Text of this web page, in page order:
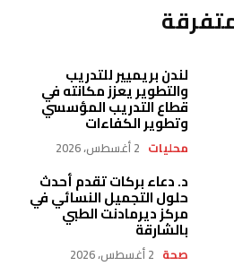
لندن بريميير للتدريب
والتطوير يعزز مكانته في
قطاع التدريب المؤسسي
وتطوير الكفاءات
محليات 2 أغسطس، 2026
د. دعاء بركات تقدم أحدث
حلول التجميل النسائي في
مركز ديرمادنت الطبي
بالشارقة
صحة 2 أغسطس، 2026